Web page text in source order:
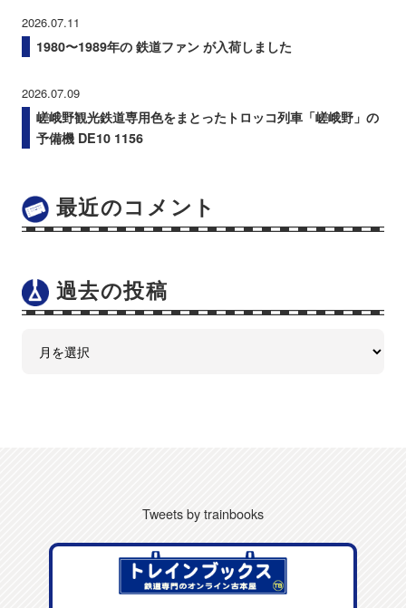
2026.07.11
1980〜1989年の 鉄道ファン が入荷しました
2026.07.09
嵯峨野観光鉄道専用色をまとったトロッコ列車「嵯峨野」の
予備機 DE10 1156
最近のコメント
過去の投稿
Tweets by trainbooks